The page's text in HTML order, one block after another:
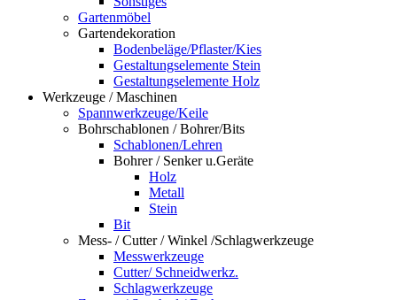
Gartenmöbel
Gartendekoration
Bodenbeläge/Pflaster/Kies
Gestaltungselemente Stein
Gestaltungselemente Holz
Werkzeuge / Maschinen
Spannwerkzeuge/Keile
Bohrschablonen / Bohrer/Bits
Schablonen/Lehren
Bohrer / Senker u.Geräte
Holz
Metall
Stein
Bit
Mess- / Cutter / Winkel /Schlagwerkzeuge
Messwerkzeuge
Cutter/ Schneidwerkz.
Schlagwerkzeuge